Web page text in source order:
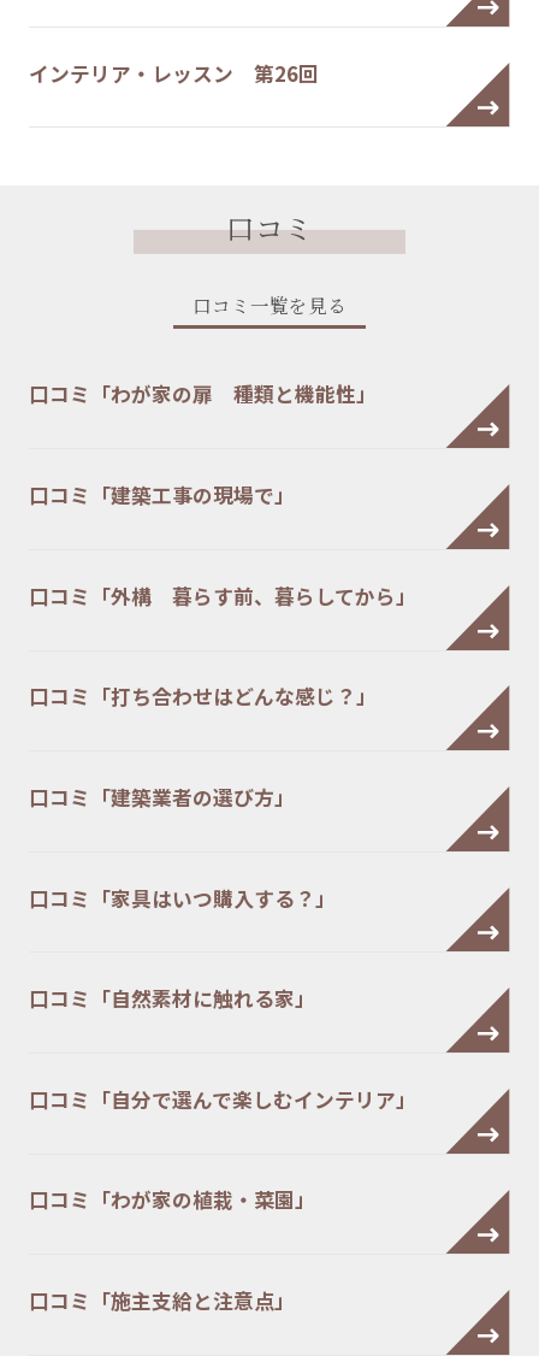
インテリア・レッスン 第26回
口コミ
口コミ一覧を見る
口コミ「わが家の扉 種類と機能性」
口コミ「建築工事の現場で」
口コミ「外構 暮らす前、暮らしてから」
口コミ「打ち合わせはどんな感じ？」
口コミ「建築業者の選び方」
口コミ「家具はいつ購入する？」
口コミ「自然素材に触れる家」
口コミ「自分で選んで楽しむインテリア」
口コミ「わが家の植栽・菜園」
口コミ「施主支給と注意点」